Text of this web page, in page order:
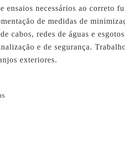
ensaios necessários ao correto
de medidas de
cabos, redes de águas e
e de segurança.
exteriores.